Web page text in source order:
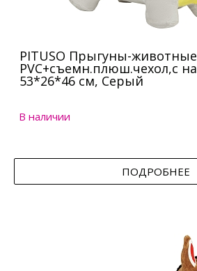
PITUSO Прыгуны-
PVC+съемн.плюш.чехол,с
53*26*46 см, Серый
В наличии
ПОДРОБНЕЕ